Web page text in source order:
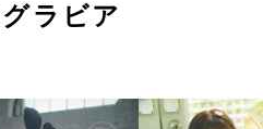
ラビア